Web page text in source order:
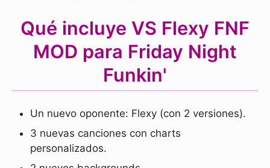
Qué incluye VS Flexy FNF
MOD para Friday Night
Funkin'
Un nuevo oponente: Flexy (con 2 versiones).
3 nuevas canciones con charts
personalizados.